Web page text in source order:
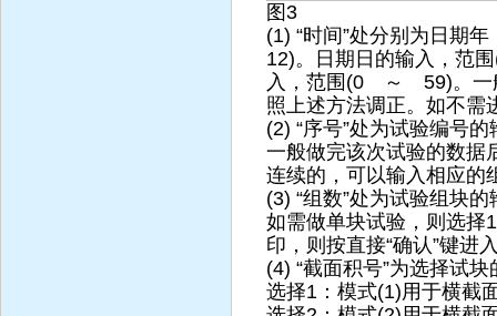
图3
(1) “时间”处分别为日期
12)。日期日的输入，
入，范围(0 ～ 59)。一
照上述方法调正。如不需
(2) “序号”处为试验编号
一般做完该次试验的数据
连续的，可以输入相应的
(3) “组数”处为试验组
如需做单块试验，则选择
印，则按直接“确认”键进
(4) “截面积号”为选择试
选择1：模式(1)用于横截